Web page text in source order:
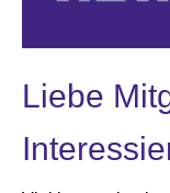
Liebe